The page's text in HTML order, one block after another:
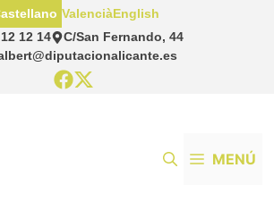
12 14
C/San Fernando, 44
ValenciàEnglish
MENÚ